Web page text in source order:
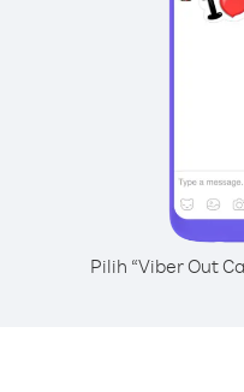
Pilih “Viber Out